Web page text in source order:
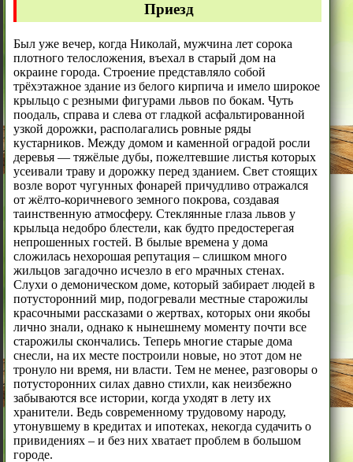
Приезд
Был уже вечер, когда Николай, мужчина лет сорока
плотного телосложения, въехал в старый дом на
окраине города. Строение представляло собой
трёхэтажное здание из белого кирпича и имело широкое
крыльцо с резными фигурами львов по бокам. Чуть
поодаль, справа и слева от гладкой асфальтированной
узкой дорожки, располагались ровные ряды
кустарников. Между домом и каменной оградой росли
деревья — тяжёлые дубы, пожелтевшие листья которых
усеивали траву и дорожку перед зданием. Свет стоящих
возле ворот чугунных фонарей причудливо отражался
от жёлто-коричневого земного покрова, создавая
таинственную атмосферу. Стеклянные глаза львов у
крыльца недобро блестели, как будто предостерегая
непрошенных гостей. В былые времена у дома
сложилась нехорошая репутация – слишком много
жильцов загадочно исчезло в его мрачных стенах.
Слухи о демоническом доме, который забирает людей в
потусторонний мир, подогревали местные старожилы
красочными рассказами о жертвах, которых они якобы
лично знали, однако к нынешнему моменту почти все
старожилы скончались. Теперь многие старые дома
снесли, на их месте построили новые, но этот дом не
тронуло ни время, ни власти. Тем не менее, разговоры о
потусторонних силах давно стихли, как неизбежно
забываются все истории, когда уходят в лету их
хранители. Ведь современному трудовому народу,
утонувшему в кредитах и ипотеках, некогда судачить о
привидениях – и без них хватает проблем в большом
городе.